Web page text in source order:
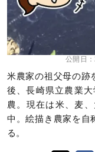
公開日：
米農家の祖父母の跡
後、長崎県立農業
農。現在は米、麦
中。絵描き農家を自
る。